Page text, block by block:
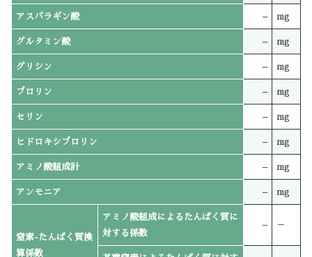
アスパラギン酸 – mg
グルタミン酸 – mg
グリシン – mg
プロリン – mg
セリン – mg
ヒドロキシプロリン – mg
アミノ酸組成計 – mg
アンモニア – mg
窒素-たんぱく質換
算係数
アミノ酸組成によるたんぱく質に
対する係数
– －